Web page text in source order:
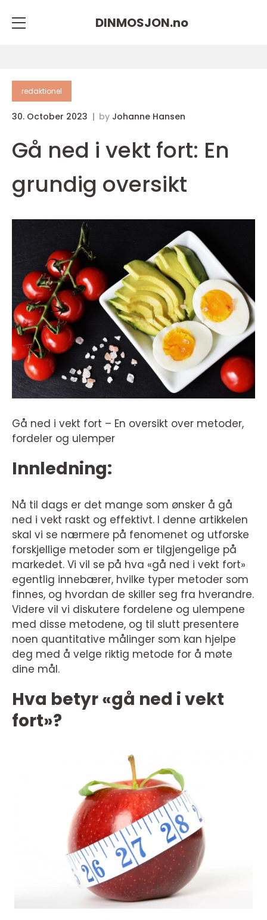
DINMOSJON.no
redaktionel
30. October 2023 by Johanne Hansen
Gå ned i vekt fort: En
grundig oversikt
Gå ned i vekt fort – En oversikt over metoder,
fordeler og ulemper
Innledning:
Nå til dags er det mange som ønsker å gå
ned i vekt raskt og effektivt. I denne artikkelen
skal vi se nærmere på fenomenet og utforske
forskjellige metoder som er tilgjengelige på
markedet. Vi vil se på hva «gå ned i vekt fort»
egentlig innebærer, hvilke typer metoder som
finnes, og hvordan de skiller seg fra hverandre.
Videre vil vi diskutere fordelene og ulempene
med disse metodene, og til slutt presentere
noen quantitative målinger som kan hjelpe
deg med å velge riktig metode for å møte
dine mål.
Hva betyr «gå ned i vekt
fort»?